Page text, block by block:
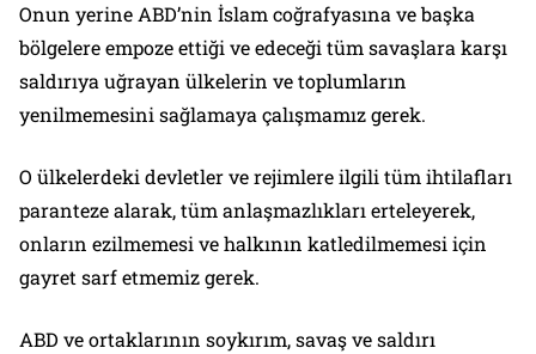
Onun yerine ABD’nin İslam coğrafyasına ve başka
bölgelere empoze ettiği ve edeceği tüm savaşlara karşı
saldırıya uğrayan ülkelerin ve toplumların
yenilmemesini sağlamaya çalışmamız gerek.
O ülkelerdeki devletler ve rejimlere ilgili tüm ihtilafları
paranteze alarak, tüm anlaşmazlıkları erteleyerek,
onların ezilmemesi ve halkının katledilmemesi için
gayret sarf etmemiz gerek.
ABD ve ortaklarının soykırım, savaş ve saldırı